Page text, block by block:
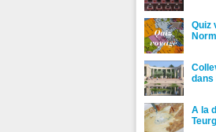
Quiz
dans
A la